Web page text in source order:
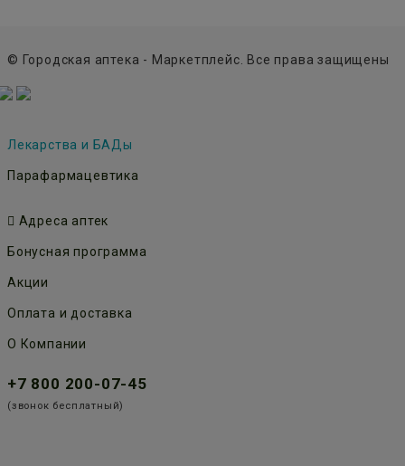
© Городская аптека - Маркетплейс. Все права защищены
Лекарства и БАДы
Парафармацевтика
Адреса аптек
Бонусная программа
Акции
Оплата и доставка
О Компании
+7 800 200-07-45
(звонок бесплатный)